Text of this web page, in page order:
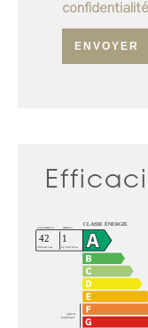
confidentialité
ENVOYER